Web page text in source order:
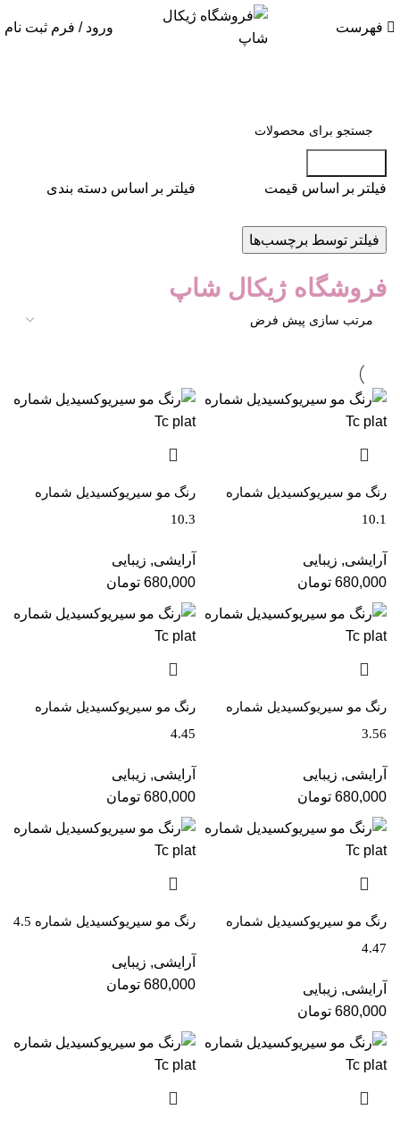
فهرست ورود / فرم ثبت نام
فیلتر بر اساس قیمت
فیلتر بر اساس دسته بندی
فیلتر توسط برچسب‌ها
فروشگاه ژیکال شاپ
رنگ مو سیریوکسیدیل شماره
10.1
آرایشی, زیبایی
680,000 تومان
رنگ مو سیریوکسیدیل شماره
10.3
آرایشی, زیبایی
680,000 تومان
رنگ مو سیریوکسیدیل شماره
3.56
آرایشی, زیبایی
680,000 تومان
رنگ مو سیریوکسیدیل شماره
4.45
آرایشی, زیبایی
680,000 تومان
رنگ مو سیریوکسیدیل شماره
4.47
آرایشی, زیبایی
680,000 تومان
رنگ مو سیریوکسیدیل شماره 4.5
آرایشی, زیبایی
680,000 تومان